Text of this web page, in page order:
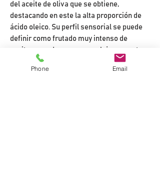
del aceite de oliva que se obtiene,
destacando en este la alta proporción de
ácido oleico. Su perfil sensorial se puede
definir como frutado muy intenso de
aceituna verde, y muy complejo, con notas
de higuera, hierba, tallo, alloza, cítricos y
tomatera. En boca, es de entrada dulce,
Phone Email